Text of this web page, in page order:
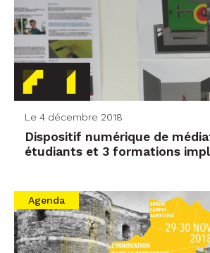
Le 4 décembre 2018
Dispositif numérique de
étudiants et 3 formations
Agenda